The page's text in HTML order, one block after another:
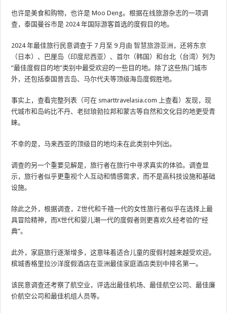
也许是美食和购物，也许是 Moo Deng。根据在线旅游杂志的一项调
查，泰国曼谷市是 2024 年国际游客首选的度假目的地。
2024 年最佳旅行民意调查于 7 月至 9 月由智慧旅游亚洲 ，还将东京
（日本）、巴厘岛（印度尼西亚）、首尔（韩国）和台北（台湾）列为
“最佳度假目的地”类别中最受欢迎的一些目的地。除了这些热门城市
外，还包括泰国普吉岛、马尔代夫等顶级海岛度假胜地。
事实上，查看完整列表（可在 smarttravelasia.com 上查看）发现，现
代城市和岛屿比不丹、老挝琅勃拉邦和蒙古等自然和文化目的地更受青
睐。
不幸的是，马来西亚的顶级目的地均未在此类别中列出。
调查的另一个重要见解是，旅行者在旅行中寻求真实的体验。调查显
示，旅行者似乎更重视个人互动和情感需求，而不是高科技设施和基础
设施。
除此之外，根据调查，Z世代和千禧一代的女性旅行者似乎在选择上最
具冒险精神，而X世代和婴儿潮一代的度假者则更喜欢久经考验的“经
典”。
此外，家庭旅行逐渐增多，这意味着适合儿童的度假村越来越受欢迎。
槟城香格里拉沙洋度假酒店在亚洲最佳家庭酒店类别中排名第一。
该民意调查还考察了航空业，评选出最佳机场、最佳航空公司、最佳廉
价航空公司和最佳机组人员等。